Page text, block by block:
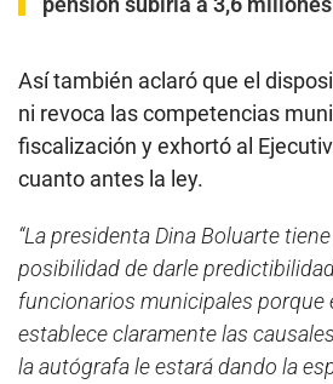
Así también aclaró que el
ni revoca las competencias
fiscalización y exhortó al
cuanto antes la ley.
“La presidenta Dina Boluarte
posibilidad de darle
funcionarios municipales porque
establece claramente las
la autógrafa le estará dando la